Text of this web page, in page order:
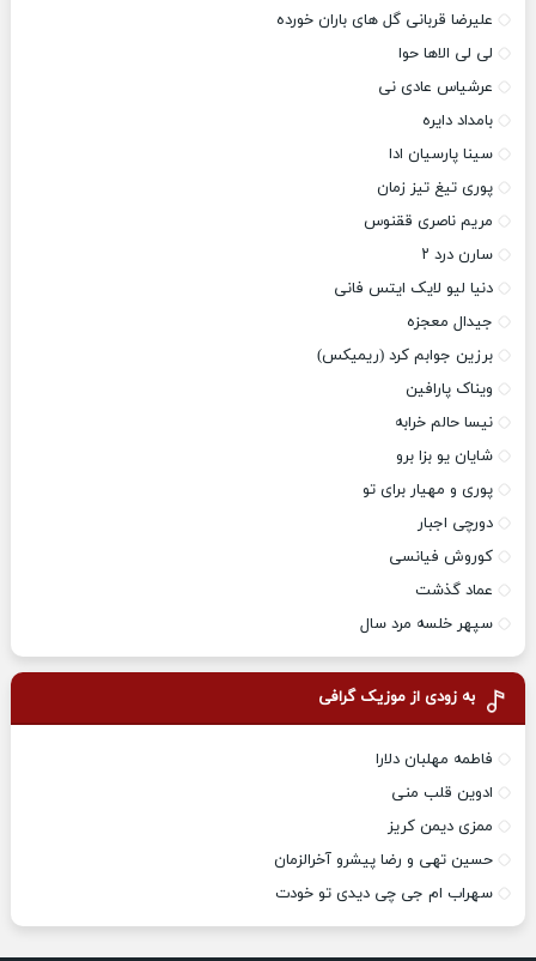
علیرضا قربانی گل های باران خورده
لی لی الاها حوا
عرشیاس عادی نی
بامداد دایره
سینا پارسیان ادا
پوری تیغ تیز زمان
مریم ناصری ققنوس
سارن درد ۲
دنیا لیو لایک ایتس فانی
جیدال معجزه
برزین جوابم کرد (ریمیکس)
ویناک پارافین
نیسا حالم خرابه
شایان یو بزا برو
پوری و مهیار برای تو
دورچی اجبار
کوروش فیانسی
عماد گذشت
سپهر خلسه مرد سال
به زودی از موزیک گرافی
فاطمه مهلبان دلارا
ادوین قلب منی
ممزی دیمن کریز
حسین تهی و رضا پیشرو آخرالزمان
سهراب ام جی چی دیدی تو خودت